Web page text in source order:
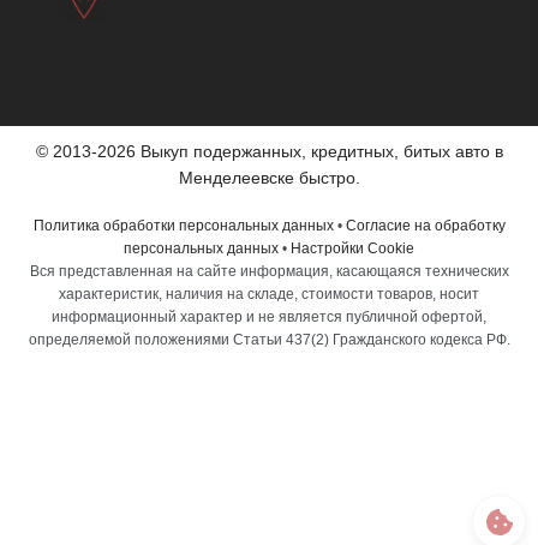
© 2013-2026 Выкуп подержанных, кредитных, битых авто в
Менделеевске быстро.
Политика обработки персональных данных• Согласие на обработку
персональных данных • Настройки Cookie
Вся представленная на сайте информация, касающаяся технических
характеристик, наличия на складе, стоимости товаров, носит
информационный характер и не является публичной офертой,
определяемой положениями Статьи 437(2) Гражданского кодекса РФ.